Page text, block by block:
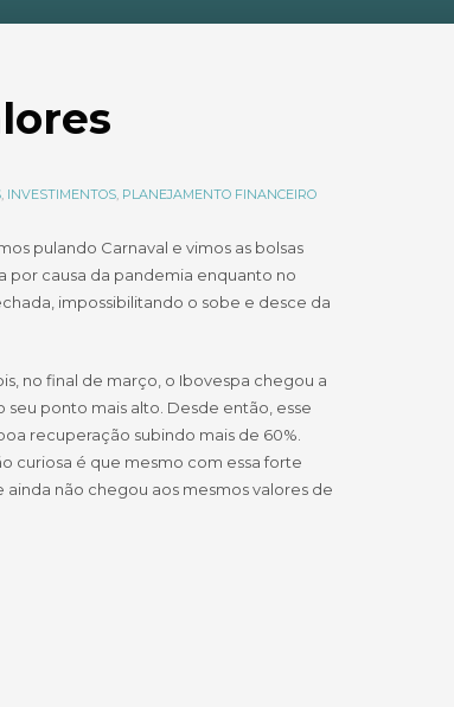
, INVESTIMENTOS, PLANEJAMENTO FINANCEIRO
pulando Carnaval e vimos as bolsas
por causa da pandemia enquanto no
impossibilitando o sobe e desce da
no final de março, o Ibovespa chegou a
seu ponto mais alto. Desde então, esse
recuperação subindo mais de 60%.
curiosa é que mesmo com essa forte
ainda não chegou aos mesmos valores de